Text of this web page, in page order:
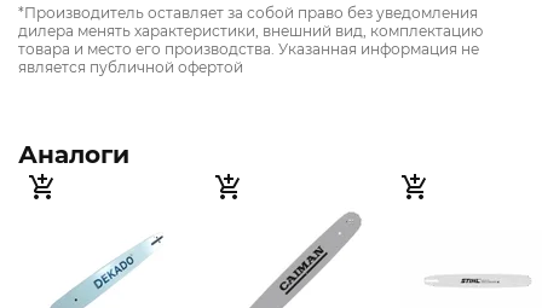
*Производитель оставляет за собой право без уведомления
дилера менять характеристики, внешний вид, комплектацию
товара и место его производства. Указанная информация не
является публичной офертой
Аналоги